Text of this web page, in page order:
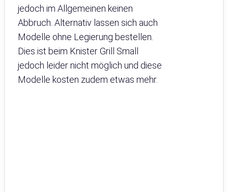
jedoch im Allgemeinen keinen
Abbruch. Alternativ lassen sich auch
Modelle ohne Legierung bestellen.
Dies ist beim Knister Grill Small
jedoch leider nicht möglich und diese
Modelle kosten zudem etwas mehr.